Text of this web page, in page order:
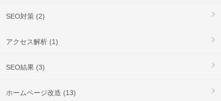
SEO対策 (2)
アクセス解析 (1)
SEO結果 (3)
ホームページ改造 (13)